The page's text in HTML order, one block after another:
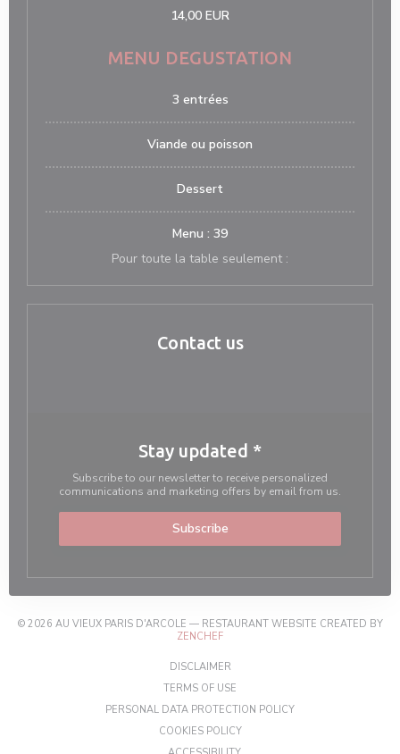
14,00 EUR
MENU DEGUSTATION
3 entrées
Viande ou poisson
Dessert
Menu : 39
Pour toute la table seulement :
Contact us
Stay updated *
Subscribe to our newsletter to receive personalized
communications and marketing offers by email from us.
Subscribe
© 2026 AU VIEUX PARIS D'ARCOLE — RESTAURANT WEBSITE CREATED BY
ZENCHEF((OPENS IN A NEW WINDOW))
DISCLAIMER((OPENS IN A NEW WINDOW))
TERMS OF USE
PERSONAL DATA PROTECTION POLICY((OPENS IN A NEW
COOKIES POLICY((OPENS IN A NEW WINDOW))